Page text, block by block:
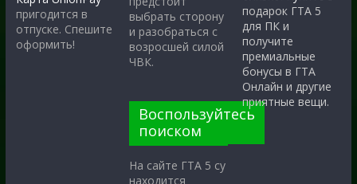
пригодится в
отпуске. Спешите
оформить!
выбрать сторону
и разобраться с
возросшей силой
ЧВК.
Воспользуйтесь
поиском
На сайте ГТА 5 су
находится
подарок ГТА 5
для ПК и
получите
премиальные
бонусы в ГТА
Онлайн и другие
приятные вещи.